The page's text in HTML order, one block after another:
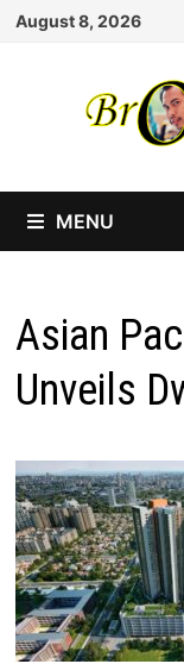
Skip
August 8, 2026
MENU
Asian
Unveils